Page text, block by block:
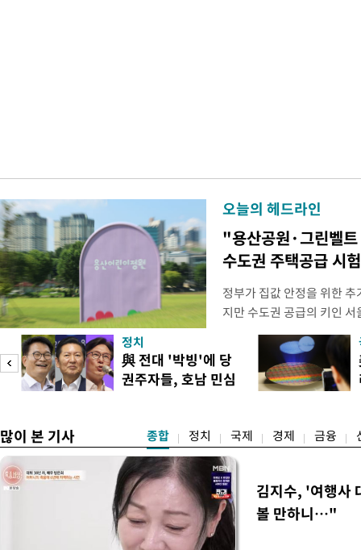
오늘의 헤드라인
"용산공원·그린벨
수도권 주택공급 시
정부가 집값 안정을 위한
지만 수도권 공급의 키인
있다. 주택 공급 실행력을
과 협력을 강화해야 한다는
면, 오세훈 서울시장은 전
동산 대토론회에서 용산공
정치
與 전대 '박빙'에 당
권주자들, 호남 민심
많이 본 기사 종합 정치 국제 경제 금융
김지수, '여행사
볼 만하니…"